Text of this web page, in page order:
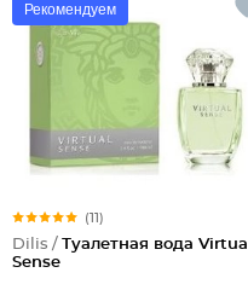
Рекомендуем
(11)
Dilis / Туалетная вода Virtual
Sense